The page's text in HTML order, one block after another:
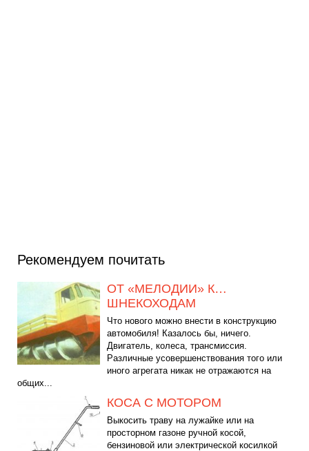
Рекомендуем почитать
ОТ «МЕЛОДИИ» К…
ШНЕКОХОДАМ
Что нового можно внести в конструкцию
автомобиля! Казалось бы, ничего.
Двигатель, колеса, трансмиссия.
Различные усовершенствования того или
иного агрегата никак не отражаются на
общих...
КОСА С МОТОРОМ
Выкосить траву на лужайке или на
просторном газоне ручной косой,
бензиновой или электрической косилкой